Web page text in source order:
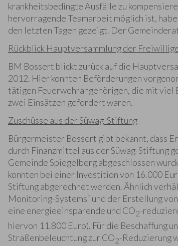
krankheitsbedingte Ausfälle zu
hervorragende Teamarbeit möglich ist,
den letzten Tagen gezeigt. Der
Rückblick Hauptversammlung der
BM Bossert blickt zurück auf die
2012. Hier konnten Beförderungen
tätigen Feuerwehrangehörigen, die mit viel
zwei Einsätzen gefordert waren.
Zuschüsse aus der Süwag-Stiftung
Bürgermeister Bossert gibt bekannt, dass
durch Finanzmittel aus der Süwag-Stiftung
Gemeinde Spiegelberg abgeschlossen
konnten bei einer Investition von 16.000
Stiftung abgerechnet werden. Ähnlich
Monitoring-Systems“ und der Erstellung
eine energieeinsparende und CO2-
hiervon 11.800 Euro). Für die Beschaffung
Straßenbeleuchtung zur CO2-Reduzierung